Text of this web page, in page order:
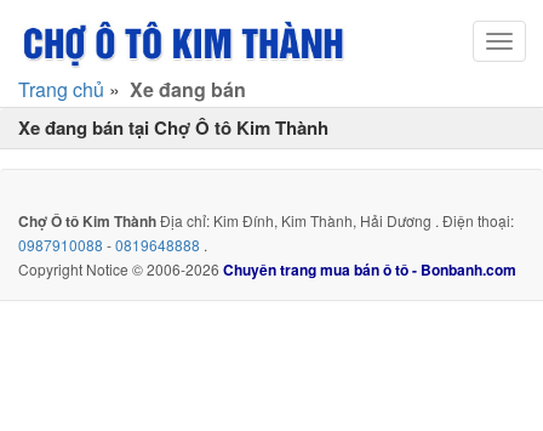
Trang chủ » Xe đang bán
Xe đang bán tại Chợ Ô tô Kim Thành
Chợ Ô tô Kim ThànhĐịa chỉ: Kim Đính, Kim Thành, Hải Dương . Điện thoại:
0987910088 -0819648888 .
Copyright Notice © 2006-2026 Chuyên trang mua bán ô tô - Bonbanh.com